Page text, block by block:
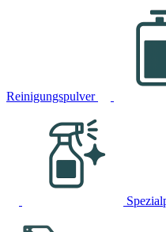
Reinigungspulver